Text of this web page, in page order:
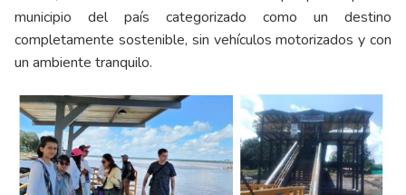
municipio del país categorizado como un destino
completamente sostenible, sin vehículos motorizados y con
un ambiente tranquilo.